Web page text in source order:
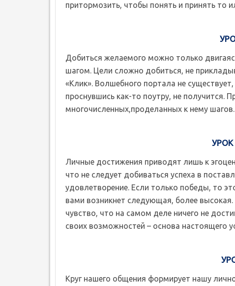
притормозить, чтобы понять и принять то
Добиться желаемого можно только
шагом. Цели сложно добиться, не
«Клик». Волшебного портала не
проснувшись как-то поутру, не получится.
многочисленных,проделанных к нему шагов.
УРОК
Личные достижения приводят лишь к
что не следует добиваться успеха в
удовлетворение. Если только победы, то
вами возникнет следующая, более
чувство, что на самом деле ничего не
своих возможностей – основа настоящего
Круг нашего общения формирует нашу